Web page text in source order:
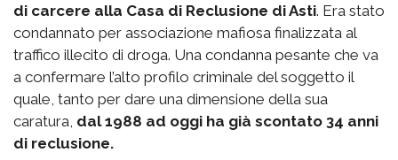
di carcere alla Casa di Reclusione di Asti. Era stato
condannato per associazione mafiosa finalizzata al
traffico illecito di droga. Una condanna pesante che va
a confermare l’alto profilo criminale del soggetto il
quale, tanto per dare una dimensione della sua
caratura, dal 1988 ad oggi ha già scontato 34 anni
di reclusione.